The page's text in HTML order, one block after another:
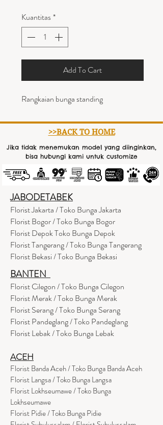
Kuantitas*
Add To Cart
Rangkaian bunga standing
>>BACK TO HOME
Jika tidak menemukan model yang diinginkan,
bisa hubungi kami untuk customize
JABODETABEK
Florist Jakarta / Toko Bunga Jakarta
Florist Bogor / Toko Bunga Bogor
Florist Depok Toko Bunga Depok
Florist Tangerang / Toko Bunga Tangerang
Florist Bekasi / Toko Bunga Bekasi
BANTEN
Florist Cilegon / Toko Bunga Cilegon
Florist Merak / Toko Bunga Merak
Florist Serang / Toko Bunga Serang
Florist Pandeglang / Toko Pandeglang
Florist Lebak / Toko Bunga Lebak
ACEH
Florist Banda Aceh / Toko Bunga Banda Aceh
Florist Langsa / Toko Bunga Langsa
Florist Lokhseumawe / Toko Bunga
Lokhseumawe
Florist Pidie / Toko Bunga Pidie